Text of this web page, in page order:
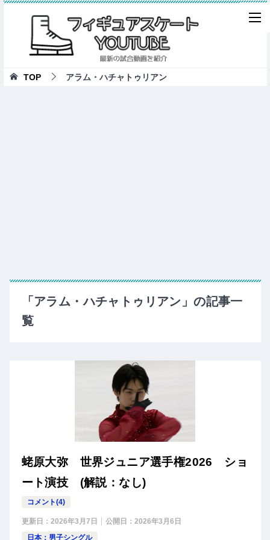
TOP アラム・ハチャトゥリアン
「アラム・ハチャトゥリアン」の記事一
覧
蛯原大弥 世界ジュニア選手権2026 ショ
ート演技 (解説：なし)
コメント(4)
更新日： 2026年3月7日 公開日： 2026年3月6日
日本：男子シングル